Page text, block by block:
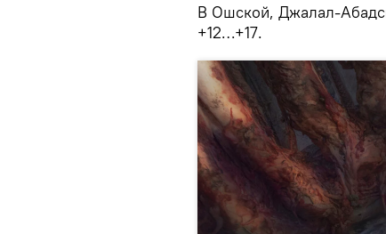
В Ошской, Джалал-
+12…+17.